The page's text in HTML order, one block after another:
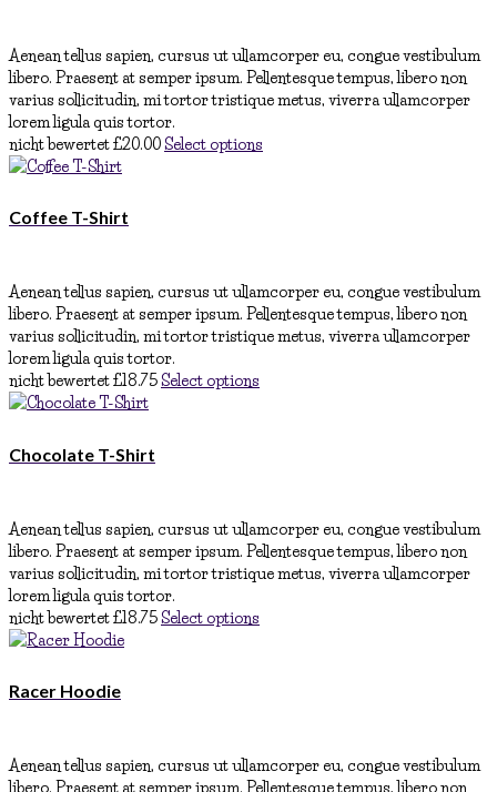
Aenean tellus sapien, cursus ut ullamcorper eu, congue vestibulum
libero. Praesent at semper ipsum. Pellentesque tempus, libero non
varius sollicitudin, mi tortor tristique metus, viverra ullamcorper
lorem ligula quis tortor.
nicht bewertet£20.00Select options
Coffee T-Shirt
Aenean tellus sapien, cursus ut ullamcorper eu, congue vestibulum
libero. Praesent at semper ipsum. Pellentesque tempus, libero non
varius sollicitudin, mi tortor tristique metus, viverra ullamcorper
lorem ligula quis tortor.
nicht bewertet£18.75Select options
Chocolate T-Shirt
Aenean tellus sapien, cursus ut ullamcorper eu, congue vestibulum
libero. Praesent at semper ipsum. Pellentesque tempus, libero non
varius sollicitudin, mi tortor tristique metus, viverra ullamcorper
lorem ligula quis tortor.
nicht bewertet£18.75Select options
Racer Hoodie
Aenean tellus sapien, cursus ut ullamcorper eu, congue vestibulum
libero. Praesent at semper ipsum. Pellentesque tempus, libero non